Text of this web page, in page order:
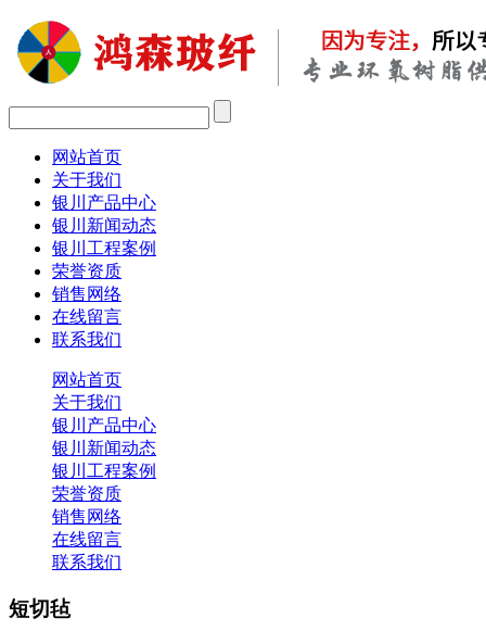
网站首页
关于我们
银川产品中心
银川新闻动态
银川工程案例
荣誉资质
销售网络
在线留言
联系我们
网站首页
关于我们
银川产品中心
银川新闻动态
银川工程案例
荣誉资质
销售网络
在线留言
联系我们
短切毡